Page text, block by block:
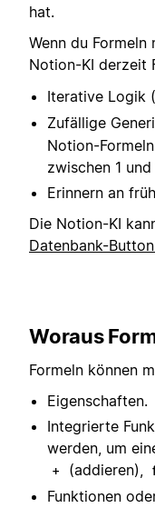
hat.
Wenn du
Notion-KI derzeit
Iterative Logik
Zufällige
Notion-
zwischen 1
Erinnern an
Die Notion-KI
Datenbank-
Woraus
Formeln können
Eigenschaften.
Integrierte
werden, um
+ (addieren),
Funktionen